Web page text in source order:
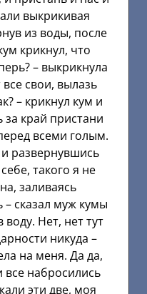
выкрикивая
из воды, после
крикнул, что
– выкрикнула
свои, вылазь
– крикнул кум и
край пристани
всеми голым.
развернувшись
такого я не
заливаясь
– сказал муж кумы
Нет, нет тут
никуда –
на меня. Да да,
все набросились
эти две, моя